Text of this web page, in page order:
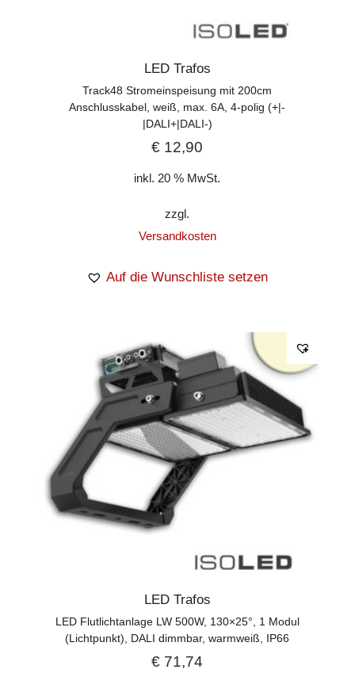
LED Trafos
Track48 Stromeinspeisung mit 200cm
Anschlusskabel, weiß, max. 6A, 4-polig (+|-
|DALI+|DALI-)
€ 12,90
inkl. 20 % MwSt.
zzgl.
Versandkosten
Auf die Wunschliste setzen
LED Trafos
LED Flutlichtanlage LW 500W, 130×25°, 1 Modul
(Lichtpunkt), DALI dimmbar, warmweiß, IP66
€ 71,74